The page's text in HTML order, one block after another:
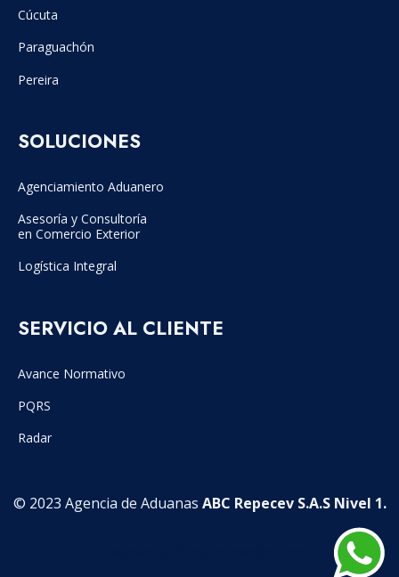
Cúcuta
Paraguachón
Pereira
SOLUCIONES
Agenciamiento Aduanero
Asesoría y Consultoría
en Comercio Exterior
Logística Integral
SERVICIO AL CLIENTE
Avance Normativo
PQRS
Radar
© 2023 Agencia de Aduanas ABC Repecev S.A.S Nivel 1.